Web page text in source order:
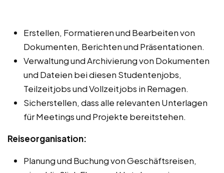
Erstellen, Formatieren und Bearbeiten von
Dokumenten, Berichten und Präsentationen.
Verwaltung und Archivierung von Dokumenten
und Dateien bei diesen Studentenjobs,
Teilzeitjobs und Vollzeitjobs in Remagen.
Sicherstellen, dass alle relevanten Unterlagen
für Meetings und Projekte bereitstehen.
Reiseorganisation:
Planung und Buchung von Geschäftsreisen,